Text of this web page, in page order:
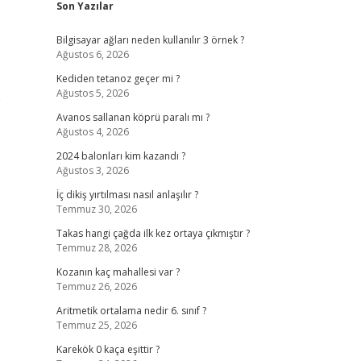
Son Yazılar
Bilgisayar ağları neden kullanılır 3 örnek ?
Ağustos 6, 2026
Kediden tetanoz geçer mi ?
Ağustos 5, 2026
Avanos sallanan köprü paralı mı ?
Ağustos 4, 2026
2024 balonları kim kazandı ?
Ağustos 3, 2026
İç dikiş yırtılması nasıl anlaşılır ?
Temmuz 30, 2026
Takas hangi çağda ilk kez ortaya çıkmıştır ?
Temmuz 28, 2026
Kozanın kaç mahallesi var ?
Temmuz 26, 2026
Aritmetik ortalama nedir 6. sınıf ?
Temmuz 25, 2026
Karekök 0 kaça eşittir ?